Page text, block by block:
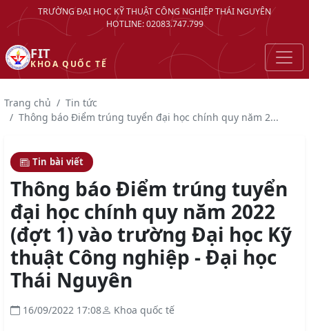
TRƯỜNG ĐẠI HỌC KỸ THUẬT CÔNG NGHIỆP THÁI NGUYÊN
HOTLINE: 02083.747.799
FIT
KHOA QUỐC TẾ
Trang chủ
Tin tức
Thông báo Điểm trúng tuyển đại học chính quy năm 2...
Tin bài viết
Thông báo Điểm trúng tuyển
đại học chính quy năm 2022
(đợt 1) vào trường Đại học Kỹ
thuật Công nghiệp - Đại học
Thái Nguyên
16/09/2022 17:08 Khoa quốc tế